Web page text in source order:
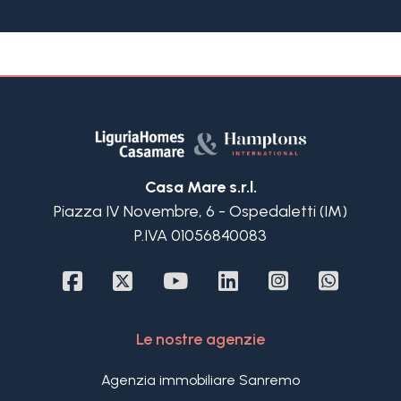
una piscina.
La villa in vendita a Bordighera è composta da:
Appartamento principale su 3 livelli: ingresso,
dei terrazzi panoramici esposto a sud-ovest,
soggiorno con ampie vetrate affacciato su un
disimpegno, camera padronale con cabina
stanza/studio con magnifica terrazza dominante
la vallata al piano 2 mansardato.
Al piano seminterrato della villa in vendita a
Casa Mare s.r.l.
Piazza IV Novembre, 6 - Ospedaletti (IM)
P.IVA 01056840083
Le nostre agenzie
Agenzia immobiliare Sanremo